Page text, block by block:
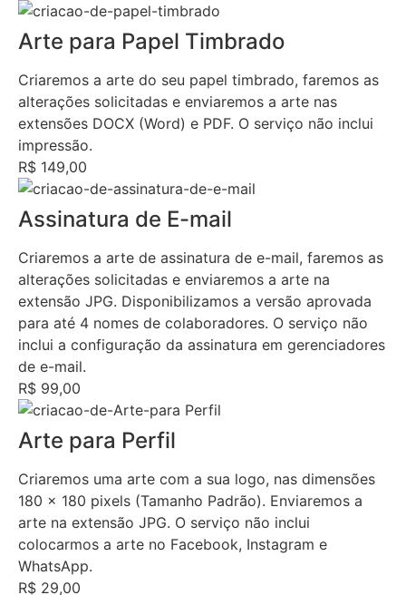
Arte para Papel Timbrado
Criaremos a arte do seu papel timbrado, faremos as
alterações solicitadas e enviaremos a arte nas
extensões DOCX (Word) e PDF. O serviço não inclui
impressão.
R$ 149,00
Assinatura de E-mail
Criaremos a arte de assinatura de e-mail, faremos as
alterações solicitadas e enviaremos a arte na
extensão JPG. Disponibilizamos a versão aprovada
para até 4 nomes de colaboradores. O serviço não
inclui a configuração da assinatura em gerenciadores
de e-mail.
R$ 99,00
Arte para Perfil
Criaremos uma arte com a sua logo, nas dimensões
180 x 180 pixels (Tamanho Padrão). Enviaremos a
arte na extensão JPG. O serviço não inclui
colocarmos a arte no Facebook, Instagram e
WhatsApp.
R$ 29,00